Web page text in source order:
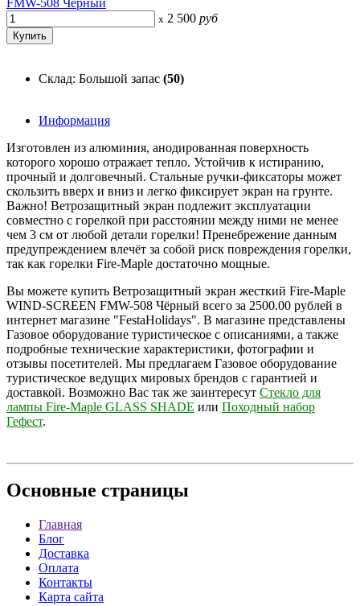
x 2 500 руб
Склад: Большой запас (50)
Информация
Изготовлен из алюминия, анодированная поверхность
которого хорошо отражает тепло. Устойчив к истиранию,
прочный и долговечный. Стальные ручки-фиксаторы может
скользить вверх и вниз и легко фиксирует экран на грунте.
Важно! Ветрозащитный экран подлежит эксплуатации
совместно с горелкой при расстоянии между ними не менее
чем 3 см от любой детали горелки! Пренебрежение данным
предупреждением влечёт за собой риск повреждения горелки,
так как горелки Fire-Maple достаточно мощные.
Вы можете купить Ветрозащитный экран жесткий Fire-Maple
WIND-SCREEN FMW-508 Чёрный всего за 2500.00 рублей в
интернет магазине "FestaHolidays". В магазине представлены
Газовое оборудование туристическое с описаниями, а также
подробные технические характеристики, фотографии и
отзывы посетителей. Мы предлагаем Газовое оборудование
туристическое ведущих мировых брендов с гарантией и
доставкой. Возможно Вас так же заинтересут Стекло для
лампы Fire-Maple GLASS SHADE или Походный набор
Гефест.
Основные страницы
Главная
Блог
Доставка
Оплата
Контакты
Карта сайта